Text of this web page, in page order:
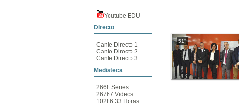
Youtube EDU
Directo
Canle Directo 1
Canle Directo 2
Canle Directo 3
Mediateca
2668 Series
26767 Videos
10286.33 Horas
51''